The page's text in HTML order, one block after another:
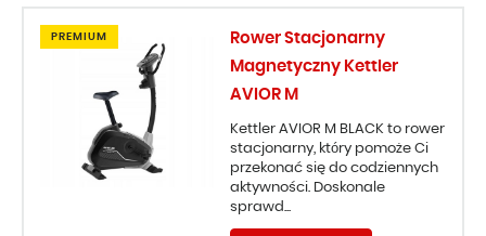
Rower Stacjonarny
Magnetyczny Kettler
AVIOR M
Kettler AVIOR M BLACK to rower
stacjonarny, który pomoże Ci
przekonać się do codziennych
aktywności. Doskonale
sprawd...
PREMIUM